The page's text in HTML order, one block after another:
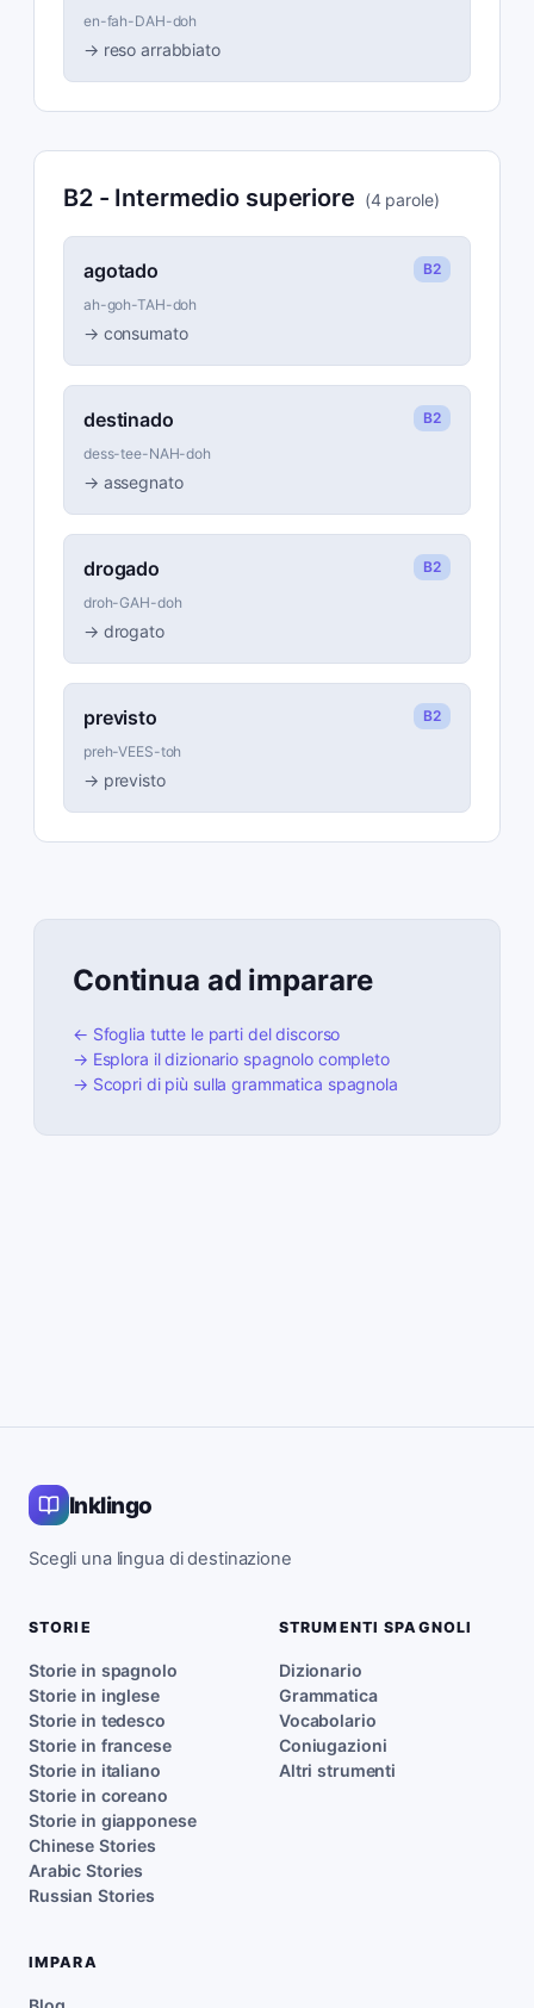
en-fah-DAH-doh
→ reso arrabbiato
B2- Intermedio superiore (4 parole)
agotado
B2
ah-goh-TAH-doh
→ consumato
destinado
B2
dess-tee-NAH-doh
→ assegnato
drogado
B2
droh-GAH-doh
→ drogato
previsto
B2
preh-VEES-toh
→ previsto
Continua ad imparare
← Sfoglia tutte le parti del discorso
→ Esplora il dizionario spagnolo completo
→ Scopri di più sulla grammatica spagnola
Inklingo
Scegli una lingua di destinazione
STORIE
Storie in spagnolo
Storie in inglese
Storie in tedesco
Storie in francese
Storie in italiano
Storie in coreano
Storie in giapponese
Chinese Stories
Arabic Stories
Russian Stories
STRUMENTI SPAGNOLI
Dizionario
Grammatica
Vocabolario
Coniugazioni
Altri strumenti
IMPARA